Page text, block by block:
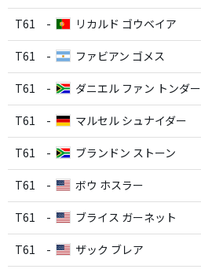
T61 - リカルド ゴウベイア
T61 - ファビアン ゴメス
T61 - ダニエル ファン トンダー
T61 - マルセル シュナイダー
T61 - ブランドン ストーン
T61 - ボウ ホスラー
T61 - ブライス ガーネット
T61 - ザック ブレア